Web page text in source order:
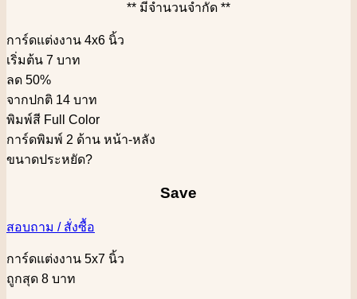
** มีจำนวนจำกัด **
การ์ดแต่งงาน 4x6 นิ้ว
เริ่มต้น 7 บาท
ลด 50%
จากปกติ 14 บาท
พิมพ์สี Full Color
การ์ดพิมพ์ 2 ด้าน หน้า-หลัง
ขนาดประหยัด?
Save
สอบถาม / สั่งซื้อ
การ์ดแต่งงาน 5x7 นิ้ว
ถูกสุด 8 บาท